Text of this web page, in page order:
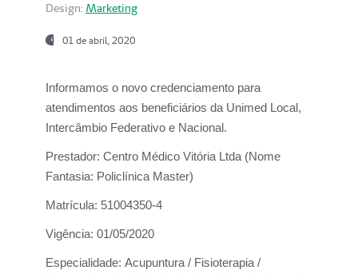
Design: Marketing
01 de abril, 2020
Informamos o novo credenciamento para
atendimentos aos beneficiários da Unimed Local,
Intercâmbio Federativo e Nacional.
Prestador: Centro Médico Vitória Ltda (Nome
Fantasia: Policlínica Master)
Matrícula: 51004350-4
Vigência: 01/05/2020
Especialidade: Acupuntura / Fisioterapia /